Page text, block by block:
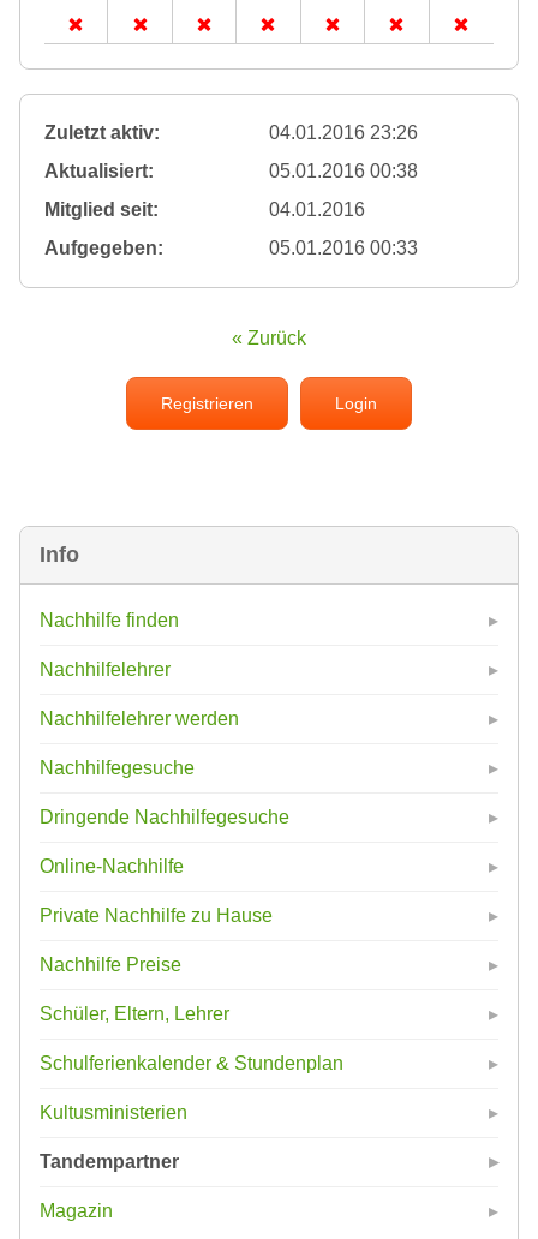
Info
Nachhilfe finden
Nachhilfelehrer
Nachhilfelehrer werden
Nachhilfegesuche
Dringende Nachhilfegesuche
Online-Nachhilfe
Private Nachhilfe zu Hause
Nachhilfe Preise
Schüler, Eltern, Lehrer
Schulferienkalender & Stundenplan
Kultusministerien
Tandempartner
Magazin
Zuletzt aktiv:
04.01.2016 23:26
Aktualisiert:
05.01.2016 00:38
Mitglied seit:
04.01.2016
Aufgegeben:
05.01.2016 00:33
« Zurück
Registrieren Login